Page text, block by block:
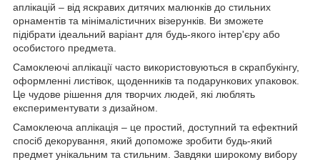
аплікацій – від яскравих дитячих малюнків до стильних
орнаментів та мінімалістичних візерунків. Ви зможете
підібрати ідеальний варіант для будь-якого інтер'єру або
особистого предмета.
Самоклеючі аплікації часто використовуються в скрапбукінгу,
оформленні листівок, щоденників та подарункових упаковок.
Це чудове рішення для творчих людей, які люблять
експериментувати з дизайном.
Самоклеюча аплікація – це простий, доступний та ефектний
спосіб декорування, який допоможе зробити будь-який
предмет унікальним та стильним. Завдяки широкому вибору